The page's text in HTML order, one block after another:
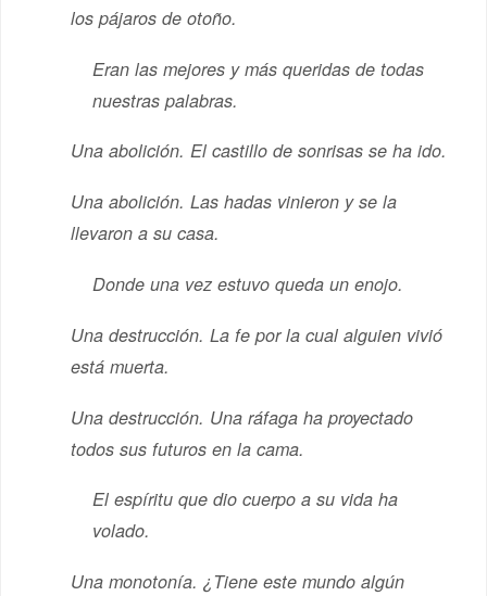
los pájaros de otoño.
Eran las mejores y más queridas de todas
nuestras palabras.
Una abolición. El castillo de sonrisas se ha ido.
Una abolición. Las hadas vinieron y se la
llevaron a su casa.
Donde una vez estuvo queda un enojo.
Una destrucción. La fe por la cual alguien vivió
está muerta.
Una destrucción. Una ráfaga ha proyectado
todos sus futuros en la cama.
El espíritu que dio cuerpo a su vida ha
volado.
Una monotonía. ¿Tiene este mundo algún